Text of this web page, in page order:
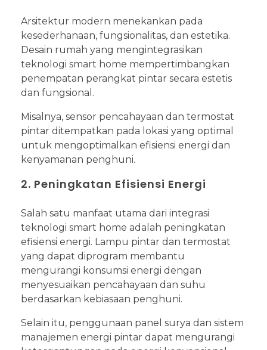
Arsitektur modern menekankan pada
kesederhanaan, fungsionalitas, dan estetika.
Desain rumah yang mengintegrasikan
teknologi smart home mempertimbangkan
penempatan perangkat pintar secara estetis
dan fungsional.
Misalnya, sensor pencahayaan dan termostat
pintar ditempatkan pada lokasi yang optimal
untuk mengoptimalkan efisiensi energi dan
kenyamanan penghuni.
2. Peningkatan Efisiensi Energi
Salah satu manfaat utama dari integrasi
teknologi smart home adalah peningkatan
efisiensi energi. Lampu pintar dan termostat
yang dapat diprogram membantu
mengurangi konsumsi energi dengan
menyesuaikan pencahayaan dan suhu
berdasarkan kebiasaan penghuni.
Selain itu, penggunaan panel surya dan sistem
manajemen energi pintar dapat mengurangi